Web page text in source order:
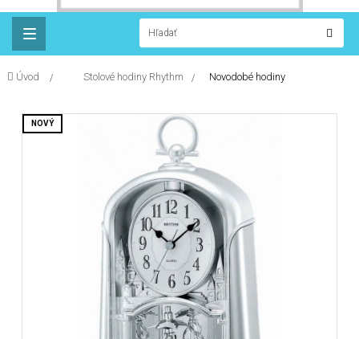
navigation
Úvod &gt; Stolové hodiny Rhythm > Novodobé hodiny
NOVÝ